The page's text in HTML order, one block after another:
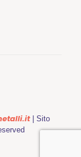
| Sito